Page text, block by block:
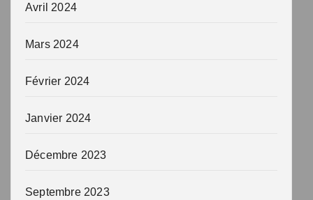
Avril 2024
Mars 2024
Février 2024
Janvier 2024
Décembre 2023
Septembre 2023